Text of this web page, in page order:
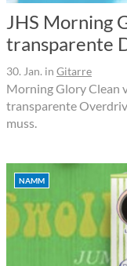
JHS Morning
transparente
30. Jan. in Gitarre
Morning Glory Clean
transparente
muss.
NAMM